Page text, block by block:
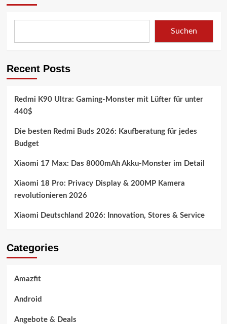
Suchen
Recent Posts
Redmi K90 Ultra: Gaming-Monster mit Lüfter für unter
440$
Die besten Redmi Buds 2026: Kaufberatung für jedes
Budget
Xiaomi 17 Max: Das 8000mAh Akku-Monster im Detail
Xiaomi 18 Pro: Privacy Display & 200MP Kamera
revolutionieren 2026
Xiaomi Deutschland 2026: Innovation, Stores & Service
Categories
Amazfit
Android
Angebote & Deals